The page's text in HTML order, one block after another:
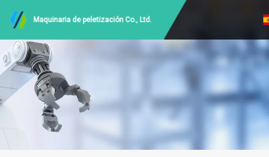
Maquinaria de peletización Co., Ltd.